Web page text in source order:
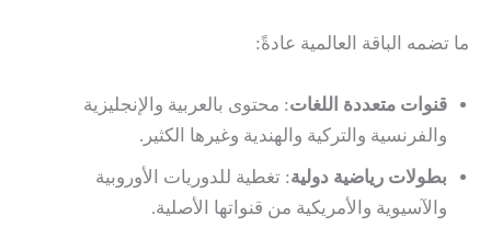
ما تضمه الباقة العالمية عادةً:
قنوات متعددة اللغات: محتوى بالعربية والإنجليزية
والفرنسية والتركية والهندية وغيرها الكثير.
بطولات رياضية دولية: تغطية للدوريات الأوروبية
والآسيوية والأمريكية من قنواتها الأصلية.